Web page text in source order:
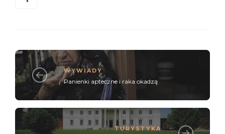
WYWIADY
Panienki apteczne i raka okadzą
TURYSTYKA